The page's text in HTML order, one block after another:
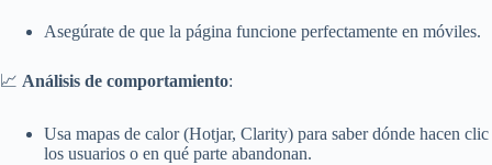
Asegúrate de que la página funcione perfectamente en móviles.
📈 Análisis de comportamiento:
Usa mapas de calor (Hotjar, Clarity) para saber dónde hacen clic
los usuarios o en qué parte abandonan.